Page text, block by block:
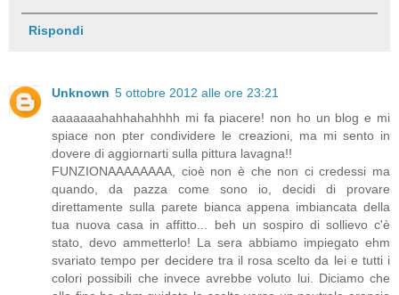
Rispondi
Unknown 5 ottobre 2012 alle ore 23:21
aaaaaaahahhahahhhh mi fa piacere! non ho un blog e mi
spiace non pter condividere le creazioni, ma mi sento in
dovere di aggiornarti sulla pittura lavagna!!
FUNZIONAAAAAAAA, cioè non è che non ci credessi ma
quando, da pazza come sono io, decidi di provare
direttamente sulla parete bianca appena imbiancata della
tua nuova casa in affitto... beh un sospiro di sollievo c'è
stato, devo ammetterlo! La sera abbiamo impiegato ehm
svariato tempo per decidere tra il rosa scelto da lei e tutti i
colori possibili che invece avrebbe voluto lui. Diciamo che